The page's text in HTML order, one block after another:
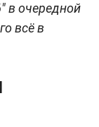
в очередной
всё в